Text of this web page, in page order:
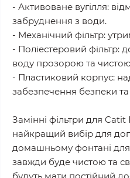
- Активоване вугілля:
забруднення з води.
- Механічний фільтр:
- Поліестеровий фільтр:
воду прозорою та
- Пластиковий корпус:
забезпечення безпеки та
Замінні фільтри для
найкращий вибір для
домашньому фонтані
завжди буде чистою та